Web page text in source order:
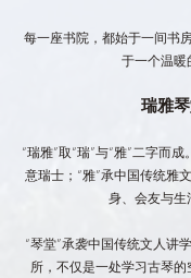
每一座书院，都始于一间书
于一个温暖
瑞雅
“瑞雅”取“瑞”与“雅”二字而
意瑞士；“雅”承中国传统雅
身、会友与生
“琴堂”承袭中国传统文人讲
所，不仅是一处学习古琴